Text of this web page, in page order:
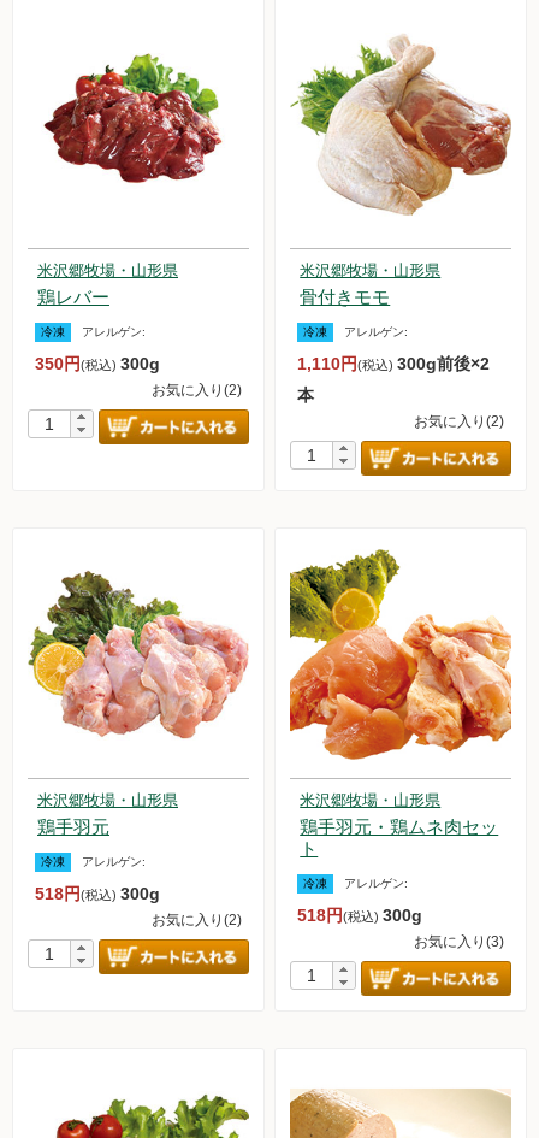
米沢郷牧場・山形県
鶏レバー
冷凍 アレルゲン:
350円(税込) 300g
お気に入り(2)
米沢郷牧場・山形県
骨付きモモ
冷凍 アレルゲン:
1,110円(税込)300g前後×2
本
お気に入り(2)
米沢郷牧場・山形県
鶏手羽元
冷凍 アレルゲン:
518円(税込) 300g
お気に入り(2)
米沢郷牧場・山形県
鶏手羽元・鶏ムネ肉セッ
ト
冷凍 アレルゲン:
518円(税込)300g
お気に入り(3)